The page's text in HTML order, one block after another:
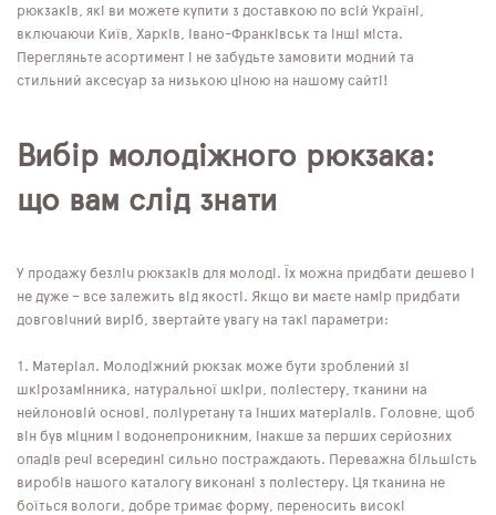
рюкзаків, які ви можете купити з доставкою по всій Україні,
включаючи Київ, Харків, Івано-Франківськ та інші міста.
Перегляньте асортимент і не забудьте замовити модний та
стильний аксесуар за низькою ціною на нашому сайті!
Вибір молодіжного рюкзака:
що вам слід знати
У продажу безліч рюкзаків для молоді. Їх можна придбати дешево і
не дуже – все залежить від якості. Якщо ви маєте намір придбати
довговічний виріб, звертайте увагу на такі параметри:
Матеріал. Молодіжний рюкзак може бути зроблений зі
шкірозамінника, натуральної шкіри, поліестеру, тканини на
нейлоновій основі, поліуретану та інших матеріалів. Головне, щоб
він був міцним і водонепроникним, інакше за перших серйозних
опадів речі всередині сильно постраждають. Переважна більшість
виробів нашого каталогу виконані з поліестеру. Ця тканина не
боїться вологи, добре тримає форму, переносить високі